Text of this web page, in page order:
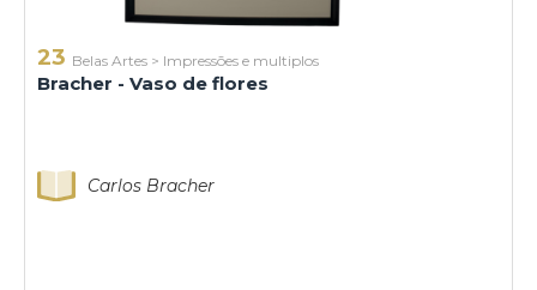
23 Belas Artes > Impressões e multiplos
Bracher - Vaso de flores
Carlos Bracher